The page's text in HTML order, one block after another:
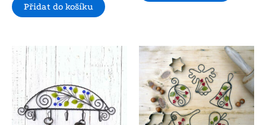
Přidat do košíku